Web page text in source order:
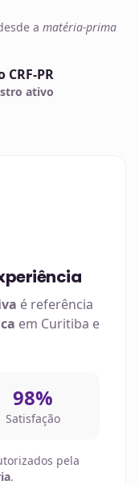
a matéria-prima
PR
ativo
é referência
em Curitiba e
98%
Satisfação
pela
.